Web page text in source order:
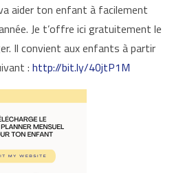
aider ton enfant à facilement
Je t’offre ici gratuitement le
Il convient aux enfants à partir
: http://bit.ly/40jtP1M